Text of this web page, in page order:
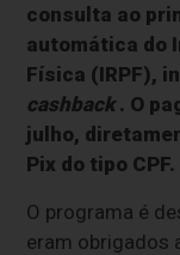
consulta ao
automática do
Física (IRPF),
cashback. O
julho,
Pix do tipo CPF.
O programa é
eram obrigados